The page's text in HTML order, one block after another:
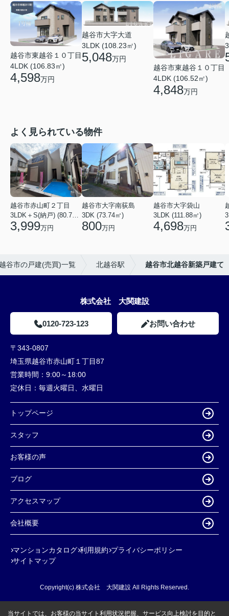
越谷市東越谷１０丁目
4LDK (106.83㎡)
4,598万円
越谷市大字大道
3LDK (108.23㎡)
5,048万円
越谷市東越谷１０丁目
4LDK (106.52㎡)
4,848万円
よく見られている物件
越谷市赤山町２丁目
3,999万円
越谷市大字南荻島
3DK (73.74㎡)
800万円
越谷市大字袋山
3LDK (111.88㎡)
4,698万円
谷市の戸建(売買)一覧 北越谷駅 越谷市北越谷新築戸建て
株式会社 大関建設
0120-723-123 お問い合わせ
〒343-0807
埼玉県越谷市赤山町１丁目87
営業時間： 9:00～18:00
定休日： 毎週火曜日、水曜日
トップページ
スタッフ
お客様の声
ブログ
アクセスマップ
会社概要
マンションカタログ 利用規約 プライバシーポリシー
サイトマップ
Copyright(c) 株式会社 大関建設 All Rights Reserved.
当サイトでは、お客様の当サイト利用状況把握、サービス向上検討を目的と